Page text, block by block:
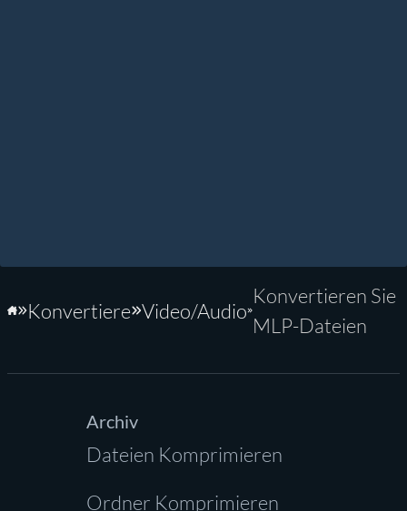
Startseite
Konvertiere Video/Audio
Konvertieren Sie
MLP-Dateien
Archiv
Dateien Komprimieren
Ordner Komprimieren